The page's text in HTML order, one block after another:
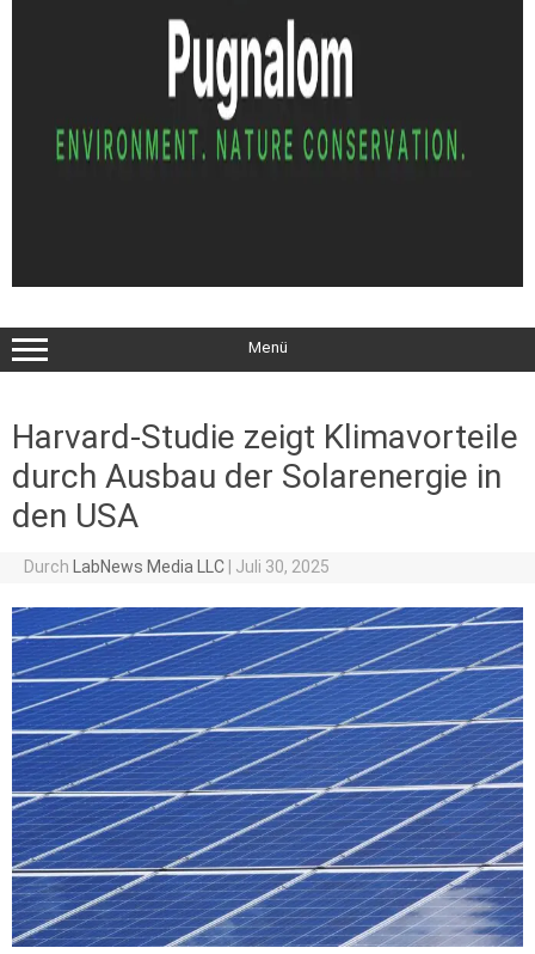
Menü
Harvard-Studie zeigt Klimavorteile
durch Ausbau der Solarenergie in
den USA
Durch LabNews Media LLC Juli 30, 2025